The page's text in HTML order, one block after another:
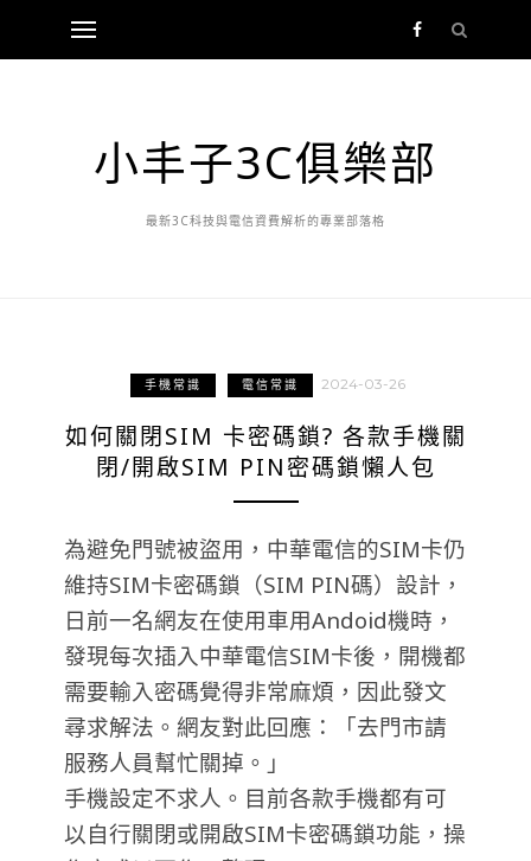
小丰子3C俱樂部
最新3C科技與電信資費解析的專業部落格
手機常識 電信常識 2024-03-26
如何關閉SIM 卡密碼鎖? 各款手機關
閉/開啟SIM PIN密碼鎖懶人包
為避免門號被盜用，中華電信的SIM卡仍
維持SIM卡密碼鎖（SIM PIN碼）設計，
日前一名網友在使用車用Andoid機時，
發現每次插入中華電信SIM卡後，開機都
需要輸入密碼覺得非常麻煩，因此發文
尋求解法。網友對此回應：「去門市請
服務人員幫忙關掉。」
手機設定不求人。目前各款手機都有可
以自行關閉或開啟SIM卡密碼鎖功能，操